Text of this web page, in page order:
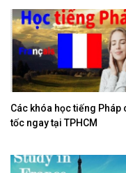
Các khóa học tiếng Pháp
tốc ngay tại TPHCM